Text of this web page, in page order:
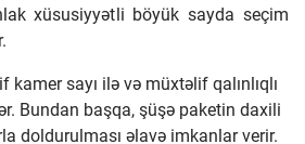
xüsusiyyətli böyük sayda seçim
sayı ilə və müxtəlif qalınlıqlı
Bundan başqa, şüşə paketin daxili
doldurulması əlavə imkanlar verir.